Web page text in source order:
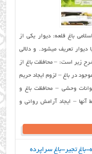
باغ قلعه: دیوار یکی از
دیوار تعریف میشود. و دلالی
زیر است: – محافظت باغ از
در باغ – لزوم ایجاد حریم
وحشی – محافظت باغ و
– ایجاد آرامش روانی و
باغ تجیر-باغ سراپرده